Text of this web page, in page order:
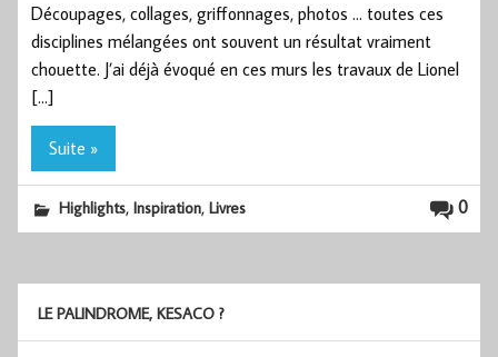
Découpages, collages, griffonnages, photos … toutes ces
disciplines mélangées ont souvent un résultat vraiment
chouette. J’ai déjà évoqué en ces murs les travaux de Lionel
[…]
Suite »
0
Highlights,Inspiration,Livres
LE PALINDROME, KESACO ?